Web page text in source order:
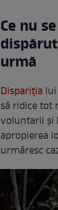
Ce nu
urmă
Dispariția
să ridice tot
voluntarii și
apropierea
urmăresc